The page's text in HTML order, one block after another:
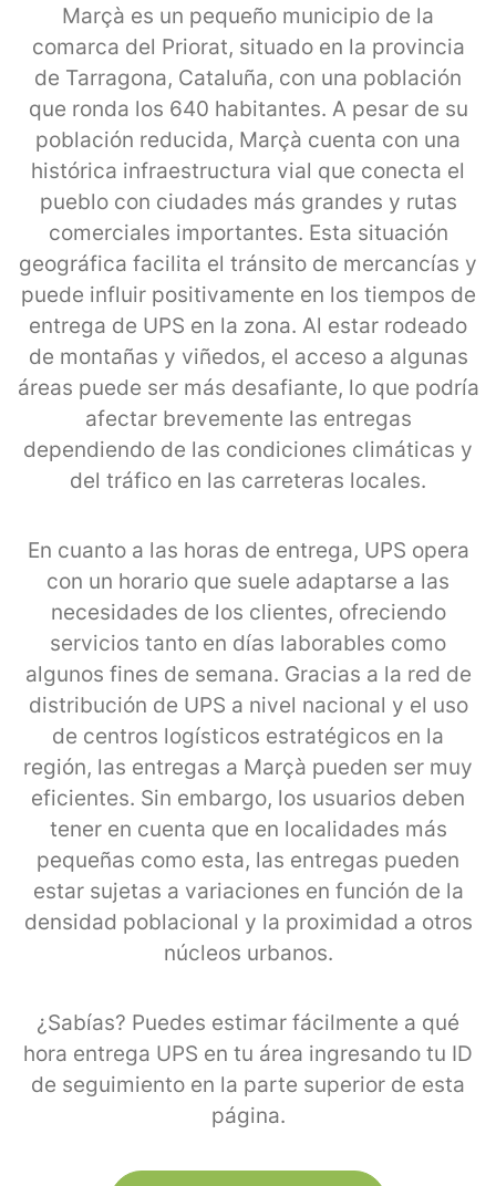
Marçà es un pequeño municipio de la
comarca del Priorat, situado en la provincia
de Tarragona, Cataluña, con una población
que ronda los 640 habitantes. A pesar de su
población reducida, Marçà cuenta con una
histórica infraestructura vial que conecta el
pueblo con ciudades más grandes y rutas
comerciales importantes. Esta situación
geográfica facilita el tránsito de mercancías y
puede influir positivamente en los tiempos de
entrega de UPS en la zona. Al estar rodeado
de montañas y viñedos, el acceso a algunas
áreas puede ser más desafiante, lo que podría
afectar brevemente las entregas
dependiendo de las condiciones climáticas y
del tráfico en las carreteras locales.
En cuanto a las horas de entrega, UPS opera
con un horario que suele adaptarse a las
necesidades de los clientes, ofreciendo
servicios tanto en días laborables como
algunos fines de semana. Gracias a la red de
distribución de UPS a nivel nacional y el uso
de centros logísticos estratégicos en la
región, las entregas a Marçà pueden ser muy
eficientes. Sin embargo, los usuarios deben
tener en cuenta que en localidades más
pequeñas como esta, las entregas pueden
estar sujetas a variaciones en función de la
densidad poblacional y la proximidad a otros
núcleos urbanos.
¿Sabías? Puedes estimar fácilmente a qué
hora entrega UPS en tu área ingresando tu ID
de seguimiento en la parte superior de esta
página.